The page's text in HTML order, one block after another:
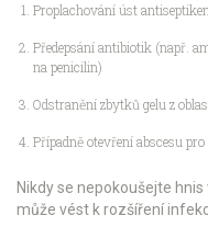
Proplachování úst
Předepsání antibiotik (např.
na penicilin)
Odstranění zbytků gelu z
Případně otevření abscesu
Nikdy se nepokoušejte
může vést k rozšíření